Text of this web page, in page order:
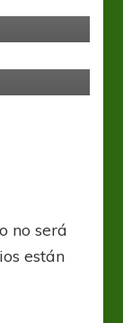
no será
están